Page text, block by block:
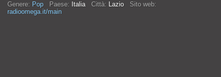
Genere: Pop Paese: Italia Città: Lazio Sito web:
radioomega.it/main